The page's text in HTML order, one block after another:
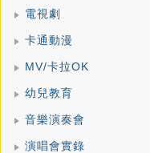
電視劇
卡通動漫
MV/卡拉OK
幼兒教育
音樂演奏會
演唱會實錄